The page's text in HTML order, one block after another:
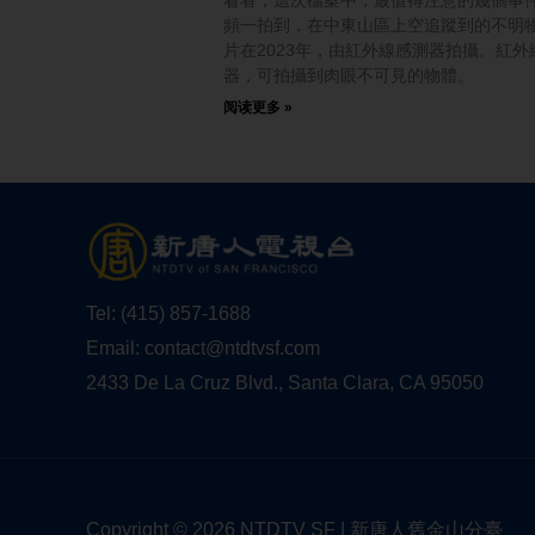
頻一拍到，在中東山區上空追蹤到的不明
片在2023年，由紅外線感測器拍攝。紅外
器，可拍攝到肉眼不可見的物體。
阅读更多 »
Tel: (415) 857-1688
Email: contact@ntdtvsf.com
2433 De La Cruz Blvd., Santa Clara, CA 95050
Copyright © 2026 NTDTV SF | 新唐人舊金山分臺